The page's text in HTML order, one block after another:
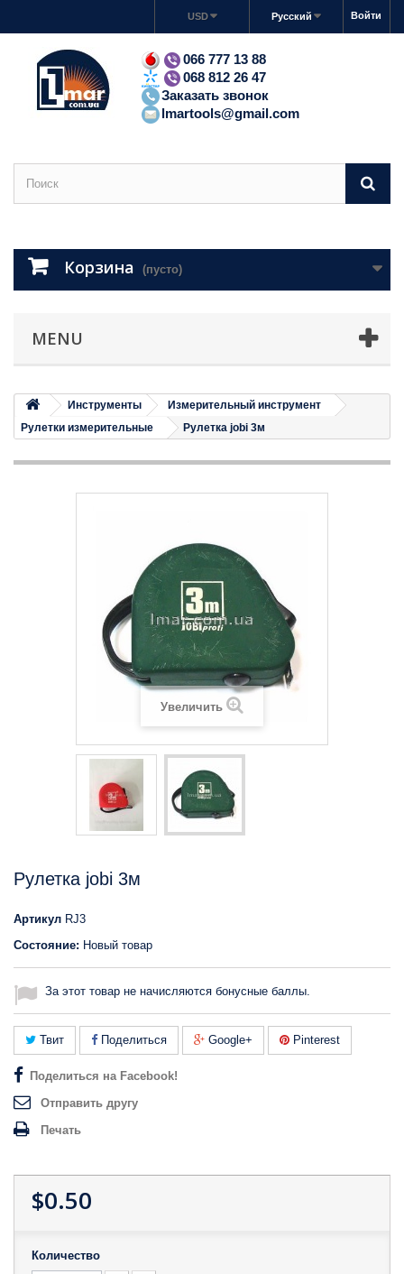
Войти
Русский
USD
066 777 13 88
068 812 26 47
Заказать звонок
lmartools@gmail.com
Корзина (пусто)
MENU
Инструменты
Измерительный инструмент
Рулетки измерительные
Рулетка jobi 3м
Увеличить
Рулетка jobi 3м
Артикул RJ3
Состояние: Новый товар
За этот товар не начисляются бонусные баллы.
Твит Поделиться Google+ Pinterest
Поделиться на Facebook!
Отправить другу
Печать
$0.50
Количество